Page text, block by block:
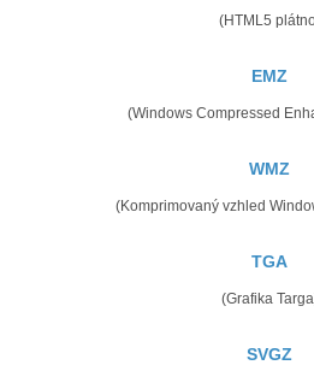
(HTML5
EMZ
(Windows Compressed
WMZ
(Komprimovaný vzhled
TGA
(Grafika
SVGZ